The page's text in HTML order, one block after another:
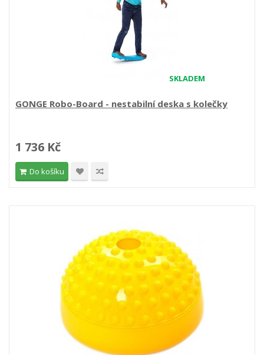
SKLADEM
GONGE Robo-Board - nestabilní deska s kolečky
1 736 Kč
Do košíku